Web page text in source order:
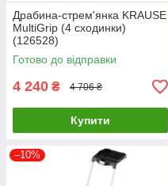
Драбина-стрем'янка KRAUSE
MultiGrip (4 сходинки)
(126528)
Готово до відправки
4 240 ₴ 4 706 ₴
Купити
–10%